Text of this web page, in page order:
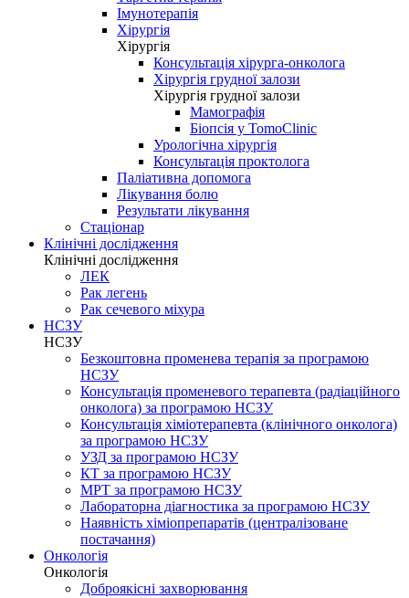
Імунотерапія
Хірургія
Хірургія
Консультація хірурга-онколога
Хірургія грудної залози
Хірургія грудної залози
Мамографія
Біопсія у TomoClinic
Урологічна хірургія
Консультація проктолога
Паліативна допомога
Лікування болю
Результати лікування
Стаціонар
Клінічні дослідження
Клінічні дослідження
ЛЕК
Рак легень
Рак сечевого міхура
НСЗУ
НСЗУ
Безкоштовна променева терапія за програмою
НСЗУ
Консультація променевого терапевта (радіаційного
онколога) за програмою НСЗУ
Консультація хіміотерапевта (клінічного онколога)
за програмою НСЗУ
УЗД за програмою НСЗУ
КТ за програмою НСЗУ
МРТ за програмою НСЗУ
Лабораторна діагностика за програмою НСЗУ
Наявність хіміопрепаратів (централізоване
постачання)
Онкологія
Онкологія
Доброякісні захворювання